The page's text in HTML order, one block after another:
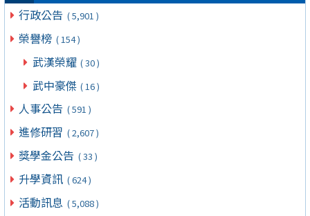
行政公告 ( 5,901 )
榮譽榜 ( 154 )
武漢榮耀 ( 30 )
武中豪傑 ( 16 )
人事公告 ( 591 )
進修研習 ( 2,607 )
獎學金公告 ( 33 )
升學資訊 ( 624 )
活動訊息 ( 5,088 )